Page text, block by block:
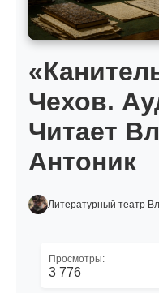
Чехов.
Читает
Антоник
Литературный театр
Просмотры:
3 776